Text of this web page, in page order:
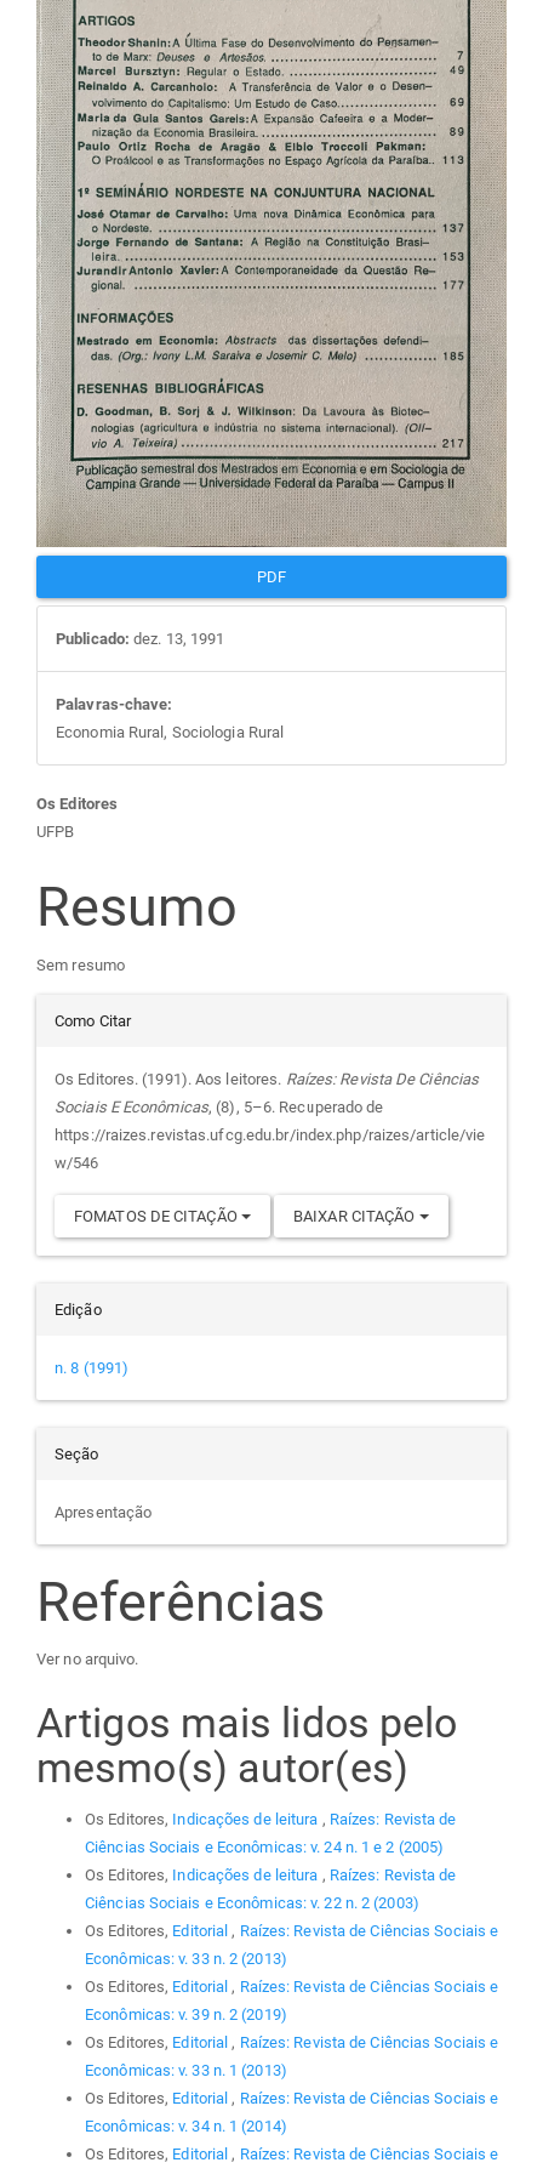
artigos
PDF
Publicado: dez. 13, 1991
Palavras-chave:
Economia Rural, Sociologia Rural
Conteúdo
do
artigo
principal
Os Editores
UFPB
Resumo
Sem resumo
Detalhes
do
artigo
Como Citar
Os Editores. (1991). Aos leitores. Raízes: Revista De Ciências
Sociais E Econômicas, (8), 5–6. Recuperado de
https://raizes.revistas.ufcg.edu.br/index.php/raizes/article/vie
w/546
FOMATOS DE CITAÇÃO BAIXAR CITAÇÃO
Edição
n. 8 (1991)
Seção
Apresentação
Referências
Ver no arquivo.
Artigos mais lidos pelo
mesmo(s) autor(es)
Os Editores, Indicações de leitura , Raízes: Revista de
Ciências Sociais e Econômicas: v. 24 n. 1 e 2 (2005)
Os Editores, Indicações de leitura , Raízes: Revista de
Ciências Sociais e Econômicas: v. 22 n. 2 (2003)
Os Editores, Editorial , Raízes: Revista de Ciências Sociais e
Econômicas: v. 33 n. 2 (2013)
Os Editores, Editorial , Raízes: Revista de Ciências Sociais e
Econômicas: v. 39 n. 2 (2019)
Os Editores, Editorial , Raízes: Revista de Ciências Sociais e
Econômicas: v. 33 n. 1 (2013)
Os Editores, Editorial , Raízes: Revista de Ciências Sociais e
Econômicas: v. 34 n. 1 (2014)
Os Editores, Editorial , Raízes: Revista de Ciências Sociais e